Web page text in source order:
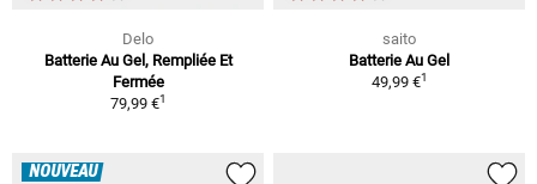
Delo
Batterie Au Gel, Rempliée Et
Fermée
79,99 €1
saito
Batterie Au Gel
49,99 €1
NOUVEAU